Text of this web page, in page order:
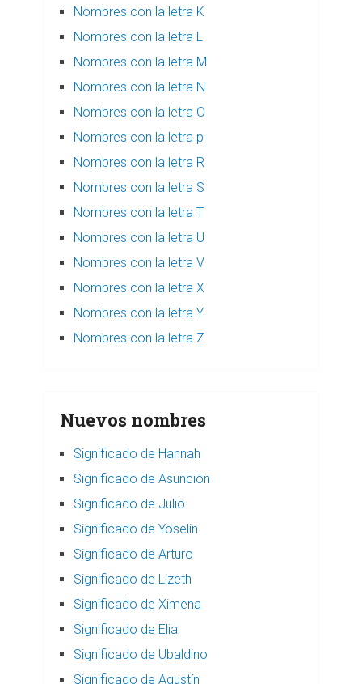
Nombres con la letra K
Nombres con la letra L
Nombres con la letra M
Nombres con la letra N
Nombres con la letra O
Nombres con la letra p
Nombres con la letra R
Nombres con la letra S
Nombres con la letra T
Nombres con la letra U
Nombres con la letra V
Nombres con la letra X
Nombres con la letra Y
Nombres con la letra Z
Nuevos nombres
Significado de Hannah
Significado de Asunción
Significado de Julio
Significado de Yoselin
Significado de Arturo
Significado de Lizeth
Significado de Ximena
Significado de Elia
Significado de Ubaldino
Significado de Agustín